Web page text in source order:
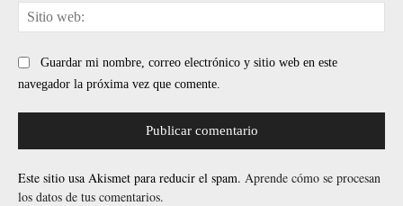
Guardar mi nombre, correo electrónico y sitio web en este
navegador la próxima vez que comente.
Este sitio usa Akismet para reducir el spam. Aprende cómo se procesan
los datos de tus comentarios.